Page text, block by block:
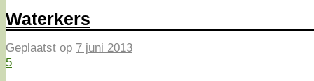
Waterkers
Geplaatst op 7 juni 2013
5